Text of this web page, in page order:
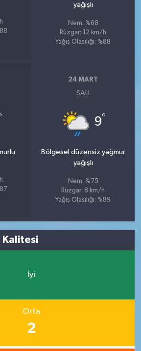
yağışlı
Nem: %68
Rüzgar: 12 km/h
Yağış Olasılığı: %88
24 MART
SALI
9°
Bölgesel düzensiz yağmur
yağışlı
Nem: %75
Rüzgar: 8 km/h
Yağış Olasılığı: %89
Kalitesi
İyi
Orta
2